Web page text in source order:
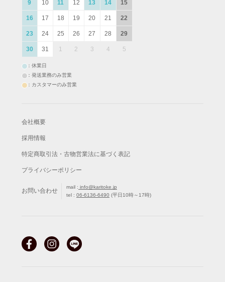
9 10 11 12 13 14 15
16 17 18 19 20 21 22
23 24 25 26 27 28 29
30 31 1 2 3 4 5
：休業日
：発送業務のみ営業
：カスタマーのみ営業
会社概要
採用情報
特定商取引法・古物営業法に基づく表記
プライバシーポリシー
お問い合わせ
mail : info@karitoke.jp
tel : 06-6136-6490 (平日10時～17時)